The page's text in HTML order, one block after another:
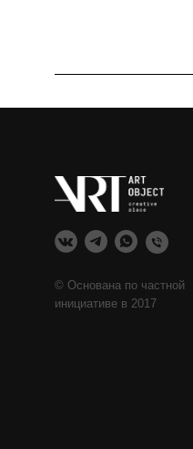
© Основана по частной
инициативе в 2017